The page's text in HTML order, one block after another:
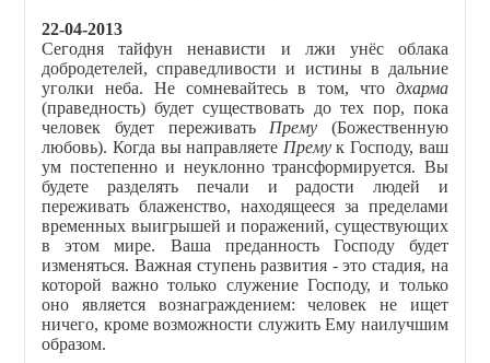
22-04-2013
Сегодня тайфун ненависти и лжи унёс облака
добродетелей, справедливости и истины в дальние
уголки неба. Не сомневайтесь в том, что дхарма
(праведность) будет существовать до тех пор, пока
человек будет переживать Прему (Божественную
любовь). Когда вы направляете Премук Господу, ваш
ум постепенно и неуклонно трансформируется. Вы
будете разделять печали и радости людей и
переживать блаженство, находящееся за пределами
временных выигрышей и поражений, существующих
в этом мире. Ваша преданность Господу будет
изменяться. Важная ступень развития - это стадия, на
которой важно только служение Господу, и только
оно является вознаграждением: человек не ищет
ничего, кроме возможности служить Ему наилучшим
образом.